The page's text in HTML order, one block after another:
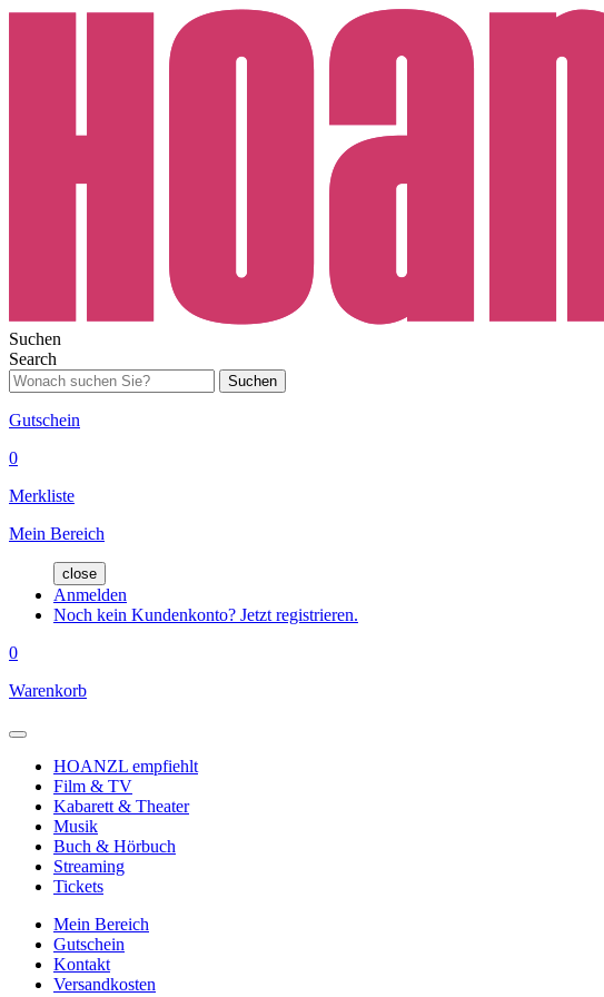
Suchen
Search
Suchen
Gutschein
0
Merkliste
Mein Bereich
close
Anmelden
Noch kein Kundenkonto? Jetzt registrieren.
0
Warenkorb
HOANZL empfiehlt
Film & TV
Kabarett & Theater
Musik
Buch & Hörbuch
Streaming
Tickets
Mein Bereich
Gutschein
Kontakt
Versandkosten